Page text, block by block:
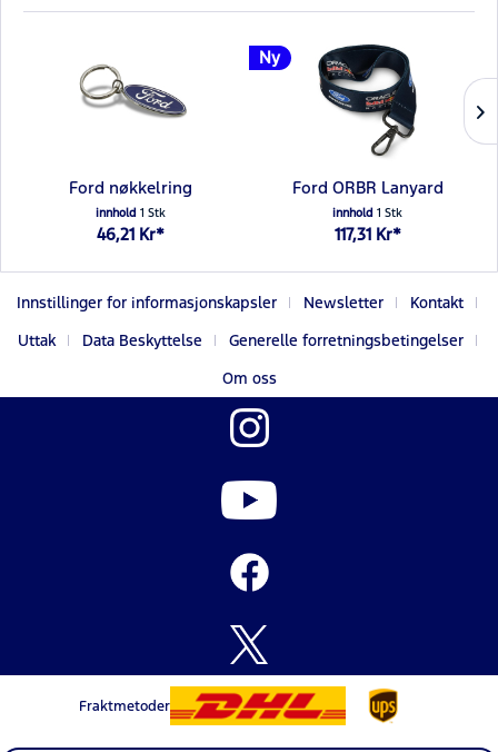
Ford nøkkelring
innhold 1 Stk
46,21 Kr*
Ny
Ford ORBR Lanyard
innhold 1 Stk
117,31 Kr*
Innstillinger for informasjonskapsler Newsletter
Kontakt
Uttak
Data Beskyttelse
Generelle forretningsbetingelser
Om oss
Fraktmetoder